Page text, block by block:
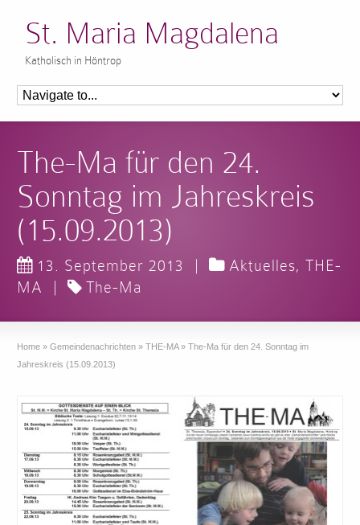
St. Maria Magdalena
Katholisch in Höntrop
The-Ma für den 24.
Sonntag im Jahreskreis
(15.09.2013)
13. September 2013 | Aktuelles,THE-
MA
| The-Ma
Home » Gemeindenachrichten » THE-MA » The-Ma für den 24. Sonntag im
Jahreskreis (15.09.2013)